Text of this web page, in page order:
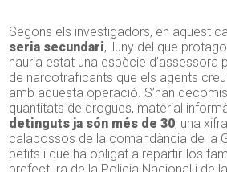
Segons els investigadors, en aquest
seria secundari, lluny del que
hauria estat una espècie d’assessora
de narcotraficants que els agents
amb aquesta operació. S’han
quantitats de drogues, material
detinguts ja són més de 30, una
calabossos de la comandància de la
petits i que ha obligat a repartir-los